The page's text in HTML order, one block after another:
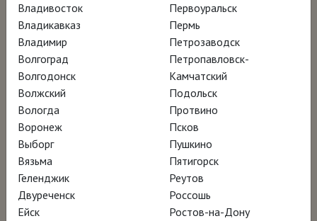
Дэвид Хокни – не только самый популярный
художник Британии конца XX – начала XXI
века, но и суперзвезда мирового искусства.
Выставки его картин проходят в Лондоне,
Нью-Йорке и других мировых столицах, а в
2018 году его полотно «Бассейн с двумя
фигурами» было продано на аукционе
Кристис за рекордную для современного
искусства сумму в 90 миллионов 300 тысяч
долларов.
Владивосток
Владикавказ
Владимир
Волгоград
Волгодонск
Волжский
Вологда
Воронеж
Выборг
Вязьма
Геленджик
Двуреченск
Ейск
Первоуральск
Пермь
Петрозаводск
Петропавловск-
Камчатский
Подольск
Протвино
Псков
Пушкино
Пятигорск
Реутов
Россошь
Ростов-на-Дону